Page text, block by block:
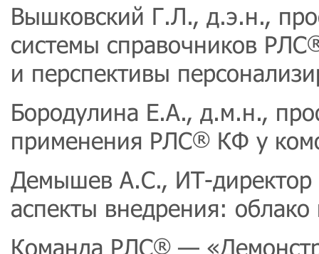
Вышковский Г.Л., д.э.н.,
системы справочников РЛС
и перспективы
Бородулина Е.А., д.м.н.,
применения РЛС® КФ у
Демышев А.С., ИТ-
аспекты внедрения:
Команда РЛС® —